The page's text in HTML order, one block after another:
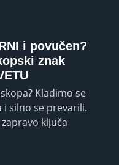
i povučen?
znak
Kladimo se
silno se prevarili.
ključa